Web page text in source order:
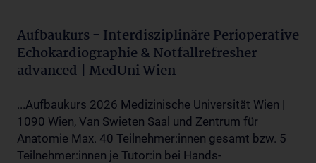
Aufbaukurs - Interdisziplinäre Perioperative
Echokardiographie & Notfallrefresher
advanced | MedUni Wien
...Aufbaukurs 2026 Medizinische Universität Wien |
1090 Wien, Van Swieten Saal und Zentrum für
Anatomie Max. 40 Teilnehmer:innen gesamt bzw. 5
Teilnehmer:innen je Tutor:in bei Hands-